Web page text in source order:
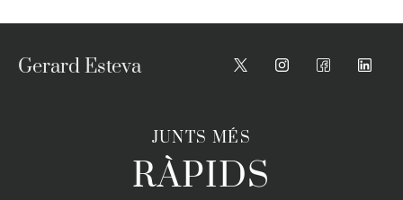
Gerard Esteva
JUNTS MÉS
RÀPIDS